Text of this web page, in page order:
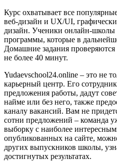
Курс охватывает все
веб-дизайн и UX/UI,
дизайн. Ученики онлайн-школы
программы, которые в
Домашние задания
не более 40 минут.
Yudaevschool24.online – это не
карьерный центр. Его
предложения работы, дадут
найме или без него, также
каналу вакансий. Вам не
сотни предложений – команда
выборку с наиболее
опубликованных на сайте,
других выпускников школы,
достигнутых результатах.